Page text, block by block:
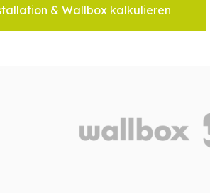
& Wallbox kalkulieren